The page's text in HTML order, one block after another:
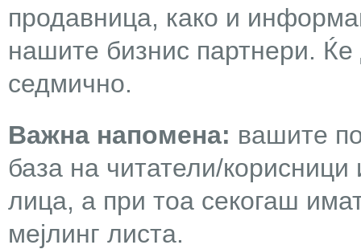
продавница, како и
нашите бизнис партнери.
седмично.
Важна напомена: вашите
база на читатели/
лица, а при тоа секогаш
мејлинг листа.